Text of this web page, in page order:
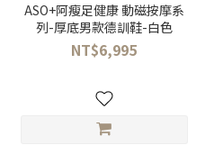
ASO+阿瘦足健康 動磁按摩系
列-厚底男款德訓鞋-白色
NT$6,995